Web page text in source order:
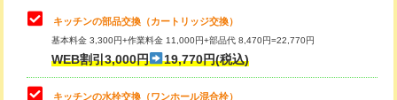
給水管工事※（塩ビ管（VP・HI）使
用/3ｍまで)
給水管工事※（塩ビ管（VP・HI）使
用（追加）/3ｍ超え)
理・調整・分解・加工など（中作業）
止水・漏水調査・防水処理・清掃・修
理・調整・分解・加工など（重作業）
33,000円
キッチンの部品交換（カートリッジ交換）
基本料金 3,300円+作業料金 11,000円+部品代 8,470円=22,770円
WEB割引3,000円 19,770円(税込)
キッチンの水栓交換（ワンホール混合栓）